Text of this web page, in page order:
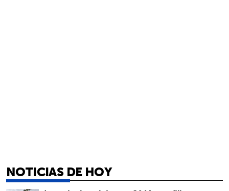
NOTICIAS DE HOY